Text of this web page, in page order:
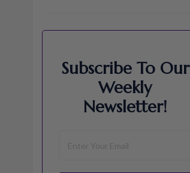
Subscribe To Our
Weekly
Newsletter!